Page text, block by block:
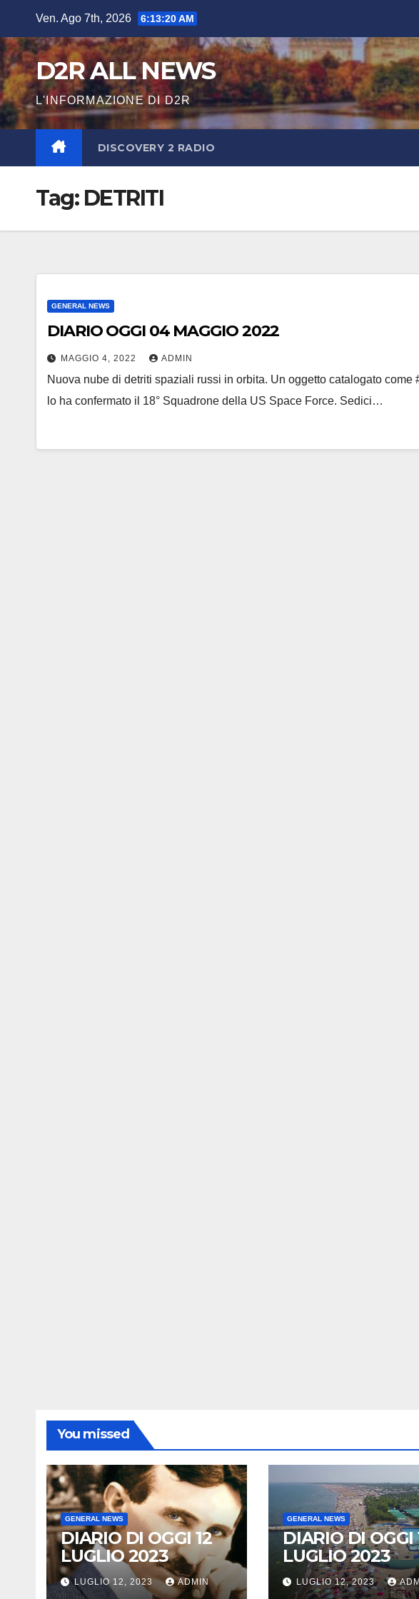
contenuto
Ven. Ago 7th, 2026 6:13:21 AM
D2R ALL NEWS
L'INFORMAZIONE DI D2R
DISCOVERY 2 RADIO
Tag: DETRITI
GENERAL NEWS
DIARIO OGGI 04 MAGGIO 2022
MAGGIO 4, 2022 ADMIN
Nuova nube di detriti spaziali russi in orbita. Un oggetto catalogato come
lo ha confermato il 18° Squadrone della US Space Force. Sedici…
You missed
GENERAL NEWS
DIARIO DI OGGI 12
LUGLIO 2023
LUGLIO 12, 2023 ADMIN
GENERAL NEWS
DIARIO DI OGGI
LUGLIO 2023
LUGLIO 12, 2023